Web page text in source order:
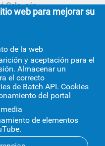
Cela, s/n.
ORIENTAL
20-222
de la US
954 55 17 40
web para mejorar su
de la web
y aceptación para el
Almacenar un
el correcto
de Batch API. Cookies
del portal
de elementos